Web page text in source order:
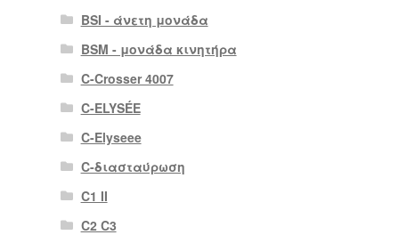
BSI - άνετη μονάδα
BSM - μονάδα κινητήρα
C-Crosser 4007
C-ELYSÉE
C-Elyseee
C-διασταύρωση
C1 II
C2 C3